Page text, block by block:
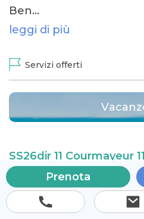
Ben…
leggi di più
Servizi offerti
SS26dir 11 Courmayeur
Prenota